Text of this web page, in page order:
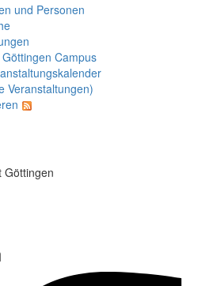
und Personen
Campus
Veranstaltungen)
Göttingen